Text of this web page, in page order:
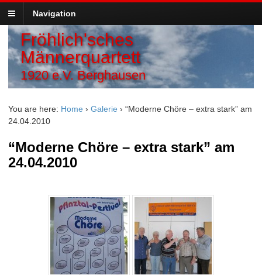
Navigation
Fröhlich'sches
Männerquartett
1920 e.V. Berghausen
You are here: Home › Galerie › “Moderne Chöre – extra stark” am
24.04.2010
“Moderne Chöre – extra stark” am
24.04.2010